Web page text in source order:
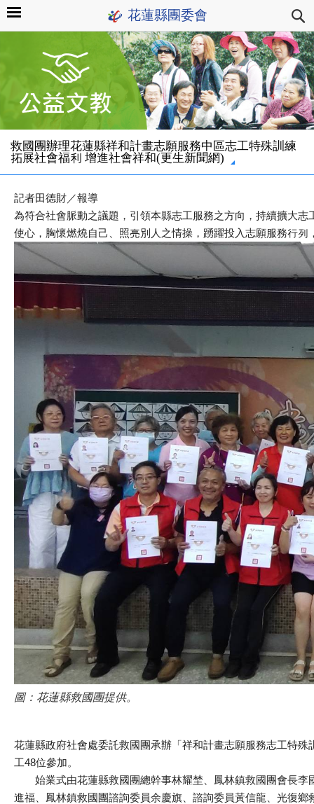
花蓮縣團委會
救國團辦理花蓮縣祥和計畫志願服務中區志工特殊訓練
拓展社會福利 增進社會祥和(更生新聞網)
記者田德財／報導
為符合社會脈動之議題，引領本縣志工服務之方向，持續擴大
使心，胸懷燃燒自己、照亮別人之情操，踴躍投入志願服務行
圖：花蓮縣救國團提供。
花蓮縣政府社會處委託救國團承辦「祥和計畫志願服務志工特
工48位參加。
始業式由花蓮縣救國團總幹事林耀埜、鳳林鎮救國團會長李
進福、鳳林鎮救國團諮詢委員余慶旗、諮詢委員黃信龍、光復